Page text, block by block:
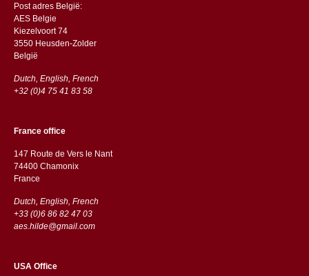
Post adres België:
AES Belgie
Kiezelvoort 74
3550 Heusden-Zolder
België
Dutch, English, French
+32 (0)4 75 41 83 58
France office
147 Route de Vers le Nant
74400 Chamonix
France
Dutch, English, French
+33 (0)6 86 82 47 03
aes.hilde@gmail.com
USA Office